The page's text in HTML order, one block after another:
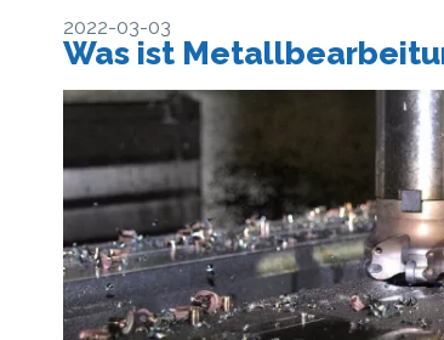
2022-03-03
Was ist